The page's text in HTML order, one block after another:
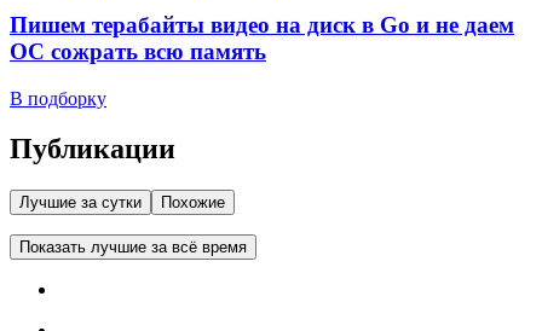
Пишем терабайты видео на диск в Go и не даем
ОС сожрать всю память
В подборку
Публикации
Лучшие за сутки Похожие
Показать лучшие за всё время